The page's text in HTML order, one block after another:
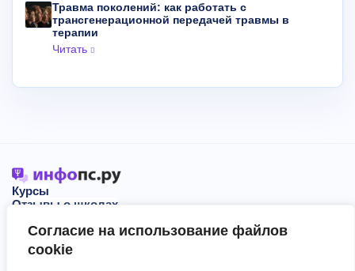
Согласие на использование файлов
cookie
Травма поколений: как работать с
трансгенерационной передачей травмы в
терапии
Читать
Курсы
Отзывы о школах
События
О нас